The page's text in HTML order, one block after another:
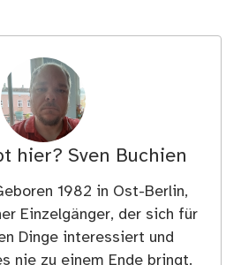
hier? Sven Buchien
1982 in Ost-Berlin,
Einzelgänger, der sich für
Dinge interessiert und
nie zu einem Ende bringt.